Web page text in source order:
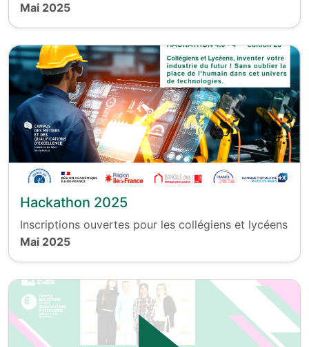
Mai 2025
Hackathon 2025
Inscriptions ouvertes pour les collégiens et lycéens
Mai 2025